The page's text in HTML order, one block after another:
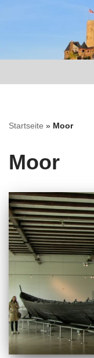
springen
Startseite » Moor
Moor